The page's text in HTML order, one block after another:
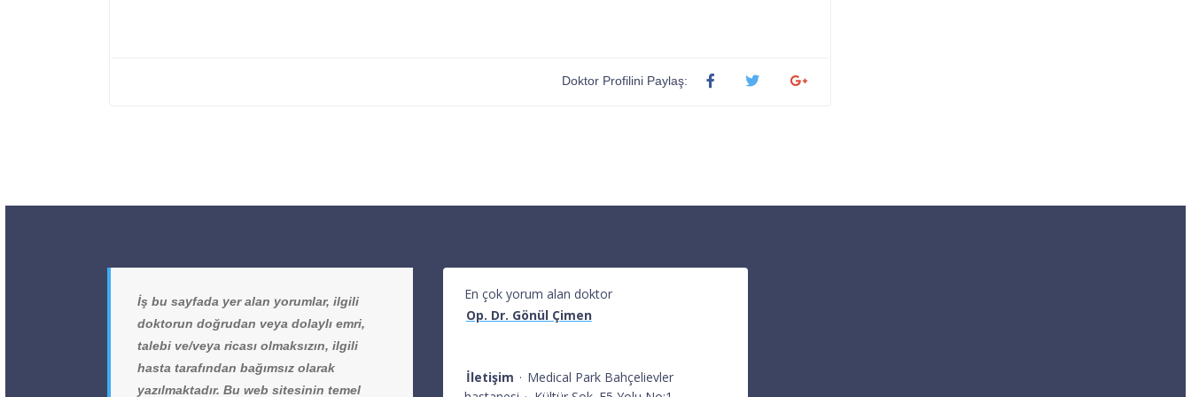
Doktor Profilini Paylaş:
İş bu sayfada yer alan yorumlar, ilgili
doktorun doğrudan veya dolaylı emri,
talebi ve/veya ricası olmaksızın, ilgili
hasta tarafından bağımsız olarak
yazılmaktadır. Bu web sitesinin temel
En çok yorum alan doktor
Op. Dr. Gönül Çimen
İletişim · Medical Park Bahçelievler